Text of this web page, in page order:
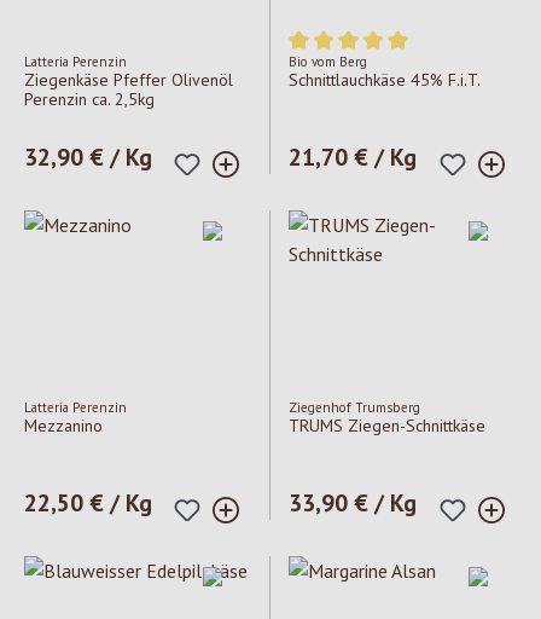
Latteria Perenzin
Ziegenkäse Pfeffer Olivenöl
Perenzin ca. 2,5kg
Regulärer Preis:
32,90 € / Kg
Durchschnittliche Bewertung
Bio vom Berg
Schnittlauchkäse 45% F.i.T.
Regulärer Preis:
21,70 € / Kg
Latteria Perenzin
Mezzanino
Regulärer Preis:
22,50 € / Kg
Ziegenhof Trumsberg
TRUMS Ziegen-Schnittkäse
Regulärer Preis:
33,90 € / Kg